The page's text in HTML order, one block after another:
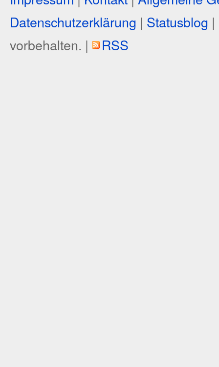
Datenschutzerklärung | Statusblog |
vorbehalten. |
RSS